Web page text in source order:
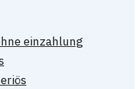
einzahlung